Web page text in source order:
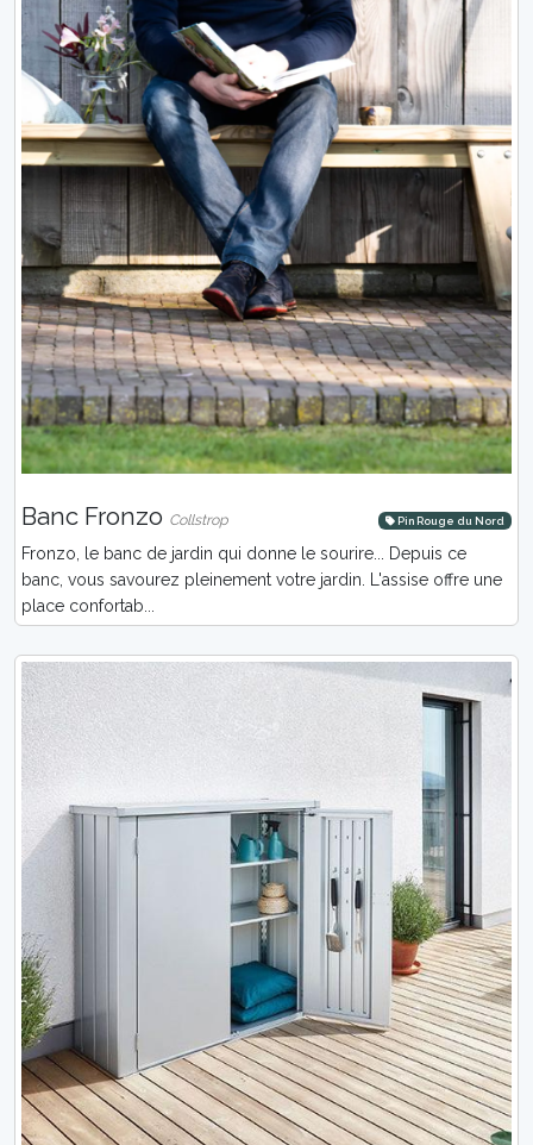
Banc Fronzo Collstrop Pin Rouge du Nord
Fronzo, le banc de jardin qui donne le sourire... Depuis ce
banc, vous savourez pleinement votre jardin. L'assise offre une
place confortab...